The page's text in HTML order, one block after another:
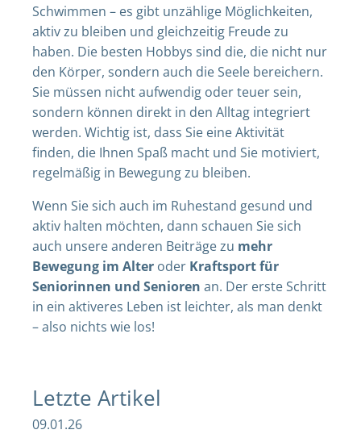
Schwimmen – es gibt unzählige Möglichkeiten,
aktiv zu bleiben und gleichzeitig Freude zu
haben. Die besten Hobbys sind die, die nicht nur
den Körper, sondern auch die Seele bereichern.
Sie müssen nicht aufwendig oder teuer sein,
sondern können direkt in den Alltag integriert
werden. Wichtig ist, dass Sie eine Aktivität
finden, die Ihnen Spaß macht und Sie motiviert,
regelmäßig in Bewegung zu bleiben.
Wenn Sie sich auch im Ruhestand gesund und
aktiv halten möchten, dann schauen Sie sich
auch unsere anderen Beiträge zu mehr
Bewegung im Alter oder Kraftsport für
Seniorinnen und Senioren an. Der erste Schritt
in ein aktiveres Leben ist leichter, als man denkt
– also nichts wie los!
Letzte Artikel
09.01.26